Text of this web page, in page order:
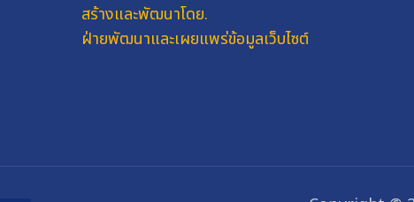
สร้างและพัฒนาโดย.
ฝ่ายพัฒนาและเผยแพร่ข้อมูลเว็บไซต์